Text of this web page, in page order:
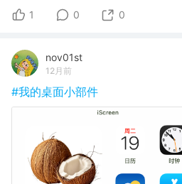
1 0 0
nov01st
12月前
#我的桌面小部件